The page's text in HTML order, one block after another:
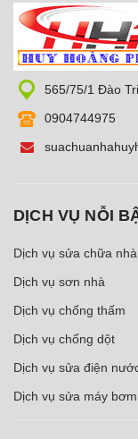
565/75/1 Đào
0904744975
DỊCH VỤ NỖI
Dịch vụ sửa chữa nhà
Dịch vụ sơn nhà
Dịch vụ chống thấm
Dịch vụ chống dột
Dịch vụ sửa điện
Dịch vụ sửa máy bơm